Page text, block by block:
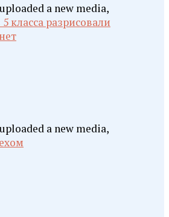
uploaded a new media,
класса разрисовали
uploaded a new media,